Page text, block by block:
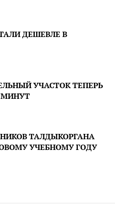
ДЕШЕВЛЕ В
УЧАСТОК ТЕПЕРЬ
МИНУТ
ТАЛДЫКОРГАНА
УЧЕБНОМУ ГОДУ